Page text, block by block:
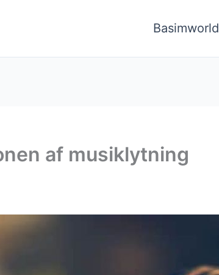
Basimworld
af musiklytning